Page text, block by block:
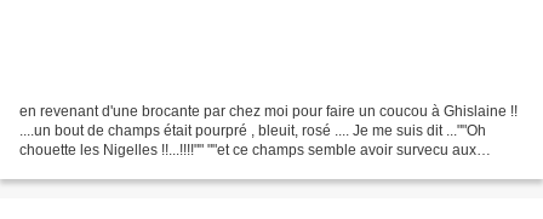
en revenant d'une brocante par chez moi pour faire un coucou à Ghislaine !!
....un bout de champs était pourpré , bleuit, rosé .... Je me suis dit ...""Oh
chouette les Nigelles !!...!!!!"" ""et ce champs semble avoir survecu aux